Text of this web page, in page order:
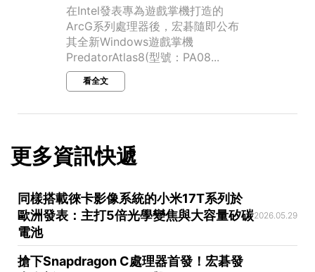
在Intel發表專為遊戲掌機打造的
ArcG系列處理器後，宏碁隨即公布
其全新Windows遊戲掌機
PredatorAtlas8(型號：PA08...
看全文
更多資訊快遞
同樣搭載徠卡影像系統的小米17T系列於
歐洲發表：主打5倍光學變焦與大容量矽碳
電池
2026.05.29
搶下Snapdragon C處理器首發！宏碁發